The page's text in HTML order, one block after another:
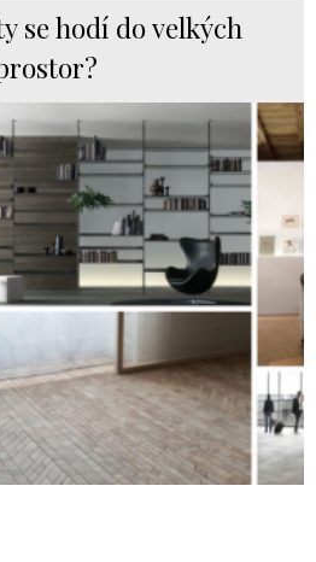
se hodí do velkých